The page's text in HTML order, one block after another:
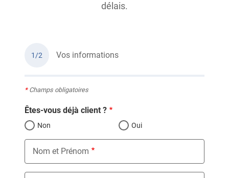
délais.
1/2 Vos informations
*Champs obligatoires
Êtes-vous déjà client ?
Non Oui
Nom et Prénom